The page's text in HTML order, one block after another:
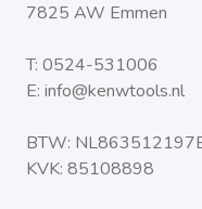
7825 AW Emmen
T: 0524-531006
E: info@kenwtools.nl
BTW:
KVK: 85108898